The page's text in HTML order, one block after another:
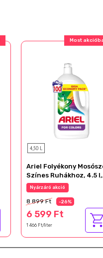
Most
4,50 L
Ariel Folyékony
Színes Ruhákhoz, 4.5 l,
100 Mosáshoz
Nyárzáró akció
8 899 Ft -26%
6 599 Ft
1 466 Ft/liter